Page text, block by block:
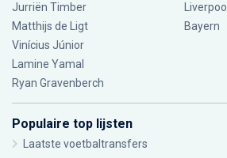
Jurriën Timber
Matthijs de Ligt
Vinícius Júnior
Lamine Yamal
Ryan Gravenberch
Liverpool
Bayern
Populaire top lijsten
Laatste voetbaltransfers